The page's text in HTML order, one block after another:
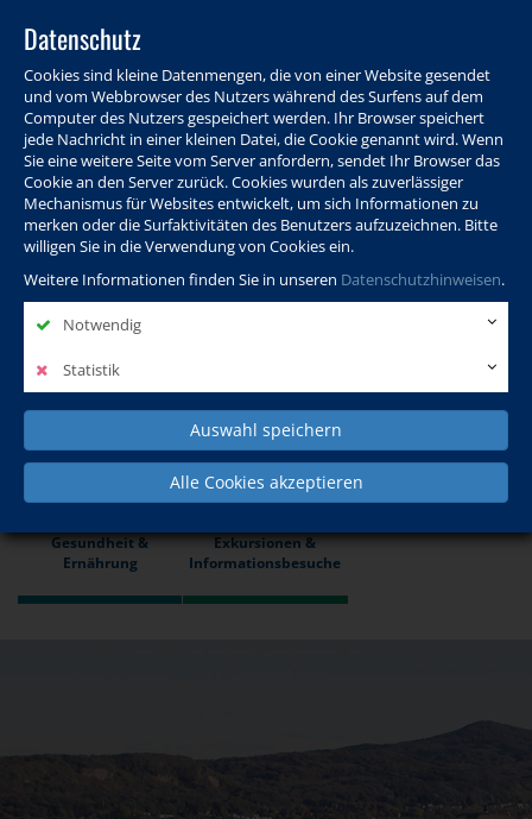
Datenschutz
Cookies sind kleine Datenmengen, die von einer Website gesendet
und vom Webbrowser des Nutzers während des Surfens auf dem
Computer des Nutzers gespeichert werden. Ihr Browser speichert
jede Nachricht in einer kleinen Datei, die Cookie genannt wird. Wenn
Sie eine weitere Seite vom Server anfordern, sendet Ihr Browser das
Cookie an den Server zurück. Cookies wurden als zuverlässiger
Mechanismus für Websites entwickelt, um sich Informationen zu
merken oder die Surfaktivitäten des Benutzers aufzuzeichnen. Bitte
willigen Sie in die Verwendung von Cookies ein.
Weitere Informationen finden Sie in unseren Datenschutzhinweisen.
Notwendig
Statistik
Auswahl speichern
Alle Cookies akzeptieren
Programm Info & Service Aktuelles Warenkorb Login
Ansprechpersonen Kontakt Sitemap
Politik, Wissenschaft &
Internationales
Beruf, IT & Digitales
Gesundheit &
Ernährung
Exkursionen &
Informationsbesuche